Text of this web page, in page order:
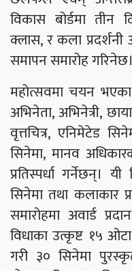
विकास बोर्डमा तीन
क्लास, र कला
समापन समारोह गरिनेछ।
महोत्सवमा चयन भएका
अभिनेता, अभिनेत्री,
वृत्तचित्र, एनिमेटेड
सिनेमा, मानव
प्रतिस्पर्धा गर्नेछन्।
सिनेमा तथा कलाकार
समारोहमा अवार्ड
विधाका उत्कृष्ट १५ ओटा
गरी ३० सिनेमा